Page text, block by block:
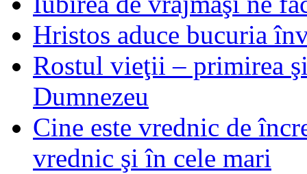
Hristos aduce bucuria
Rostul vieţii – primirea
Dumnezeu
Cine este vrednic de
vrednic şi în cele mari